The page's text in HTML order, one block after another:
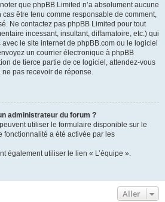
que phpBB Limited n’a absolument aucune
être tenu comme responsable de comment,
Ne contactez pas phpBB Limited pour tout
incessant, insultant, diffamatoire, etc.) qui
le site internet de phpBB.com ou le logiciel
un courrier électronique à phpBB
de tierce partie de ce logiciel, attendez-vous
pas recevoir de réponse.
administrateur du forum ?
utiliser le formulaire disponible sur le
fonctionnalité a été activée par les
également utiliser le lien « L’équipe ».
Aller